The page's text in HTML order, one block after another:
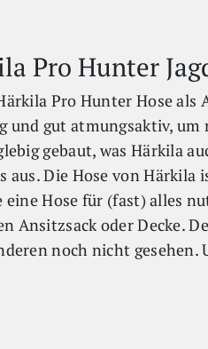
Pro Hunter
Pro Hunter Hose als
und gut atmungsaktiv,
gebaut, was Härkila
aus. Die Hose von Härkila
Hose für (fast) alles
Ansitzsack oder Decke.
noch nicht